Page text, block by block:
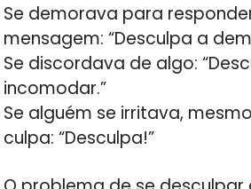
Se demorava para
mensagem: “Desculpa a
Se discordava de algo:
incomodar.”
Se alguém se irritava,
culpa: “Desculpa!”